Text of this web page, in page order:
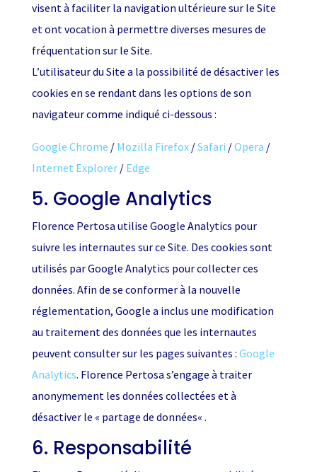
visent à faciliter la navigation ultérieure sur le Site
et ont vocation à permettre diverses mesures de
fréquentation sur le Site.
L’utilisateur du Site a la possibilité de désactiver les
cookies en se rendant dans les options de son
navigateur comme indiqué ci-dessous :
Google Chrome / Mozilla Firefox/Safari /Opera /
Internet Explorer/ Edge
5. Google Analytics
Florence Pertosa utilise Google Analytics pour
suivre les internautes sur ce Site. Des cookies sont
utilisés par Google Analytics pour collecter ces
données. Afin de se conformer à la nouvelle
réglementation, Google a inclus une modification
au traitement des données que les internautes
peuvent consulter sur les pages suivantes : Google
Analytics. Florence Pertosa s’engage à traiter
anonymement les données collectées et à
désactiver le « partage de données« .
6. Responsabilité